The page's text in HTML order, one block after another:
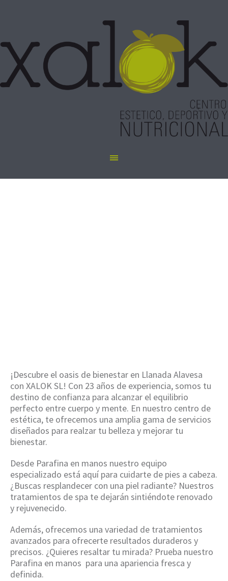
¡Descubre el oasis de bienestar en Llanada Alavesa
con XALOK SL! Con 23 años de experiencia, somos tu
destino de confianza para alcanzar el equilibrio
perfecto entre cuerpo y mente. En nuestro centro de
estética, te ofrecemos una amplia gama de servicios
diseñados para realzar tu belleza y mejorar tu
bienestar.
Desde Parafina en manos nuestro equipo
especializado está aquí para cuidarte de pies a cabeza.
¿Buscas resplandecer con una piel radiante? Nuestros
tratamientos de spa te dejarán sintiéndote renovado
y rejuvenecido.
Además, ofrecemos una variedad de tratamientos
avanzados para ofrecerte resultados duraderos y
precisos. ¿Quieres resaltar tu mirada? Prueba nuestro
Parafina en manos para una apariencia fresca y
definida.